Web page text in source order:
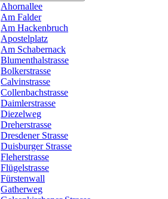
Ahornallee
Am Falder
Am Hackenbruch
Apostelplatz
Am Schabernack
Blumenthalstrasse
Bolkerstrasse
Calvinstrasse
Collenbachstrasse
Daimlerstrasse
Diezelweg
Dreherstrasse
Dresdener Strasse
Duisburger Strasse
Fleherstrasse
Flügelstrasse
Fürstenwall
Gatherweg